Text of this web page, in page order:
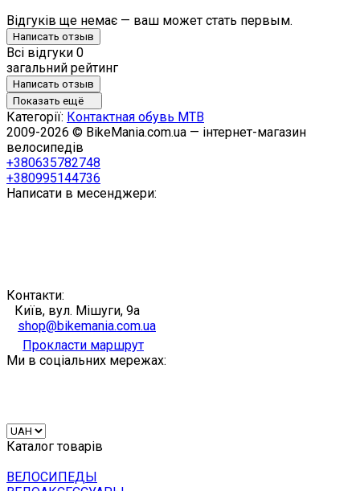
Відгуків ще немає — ваш может стать первым.
Написать отзыв
Всі відгуки 0
загальний рейтинг
Написать отзыв
Показать ещё
Категорії: Контактная обувь MTB
2009-2026 © BikeMania.com.ua — інтернет-магазин
велосипедів
+380635782748
+380995144736
Написати в месенджери:
Контакти:
Київ, вул. Мішуги, 9а
shop@bikemania.com.ua
Прокласти маршрут
Ми в соціальних мережах:
Каталог товарів
ВЕЛОСИПЕДЫ